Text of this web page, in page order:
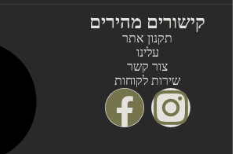
קישורים מהירים
תקנון אתר
עלינו
צור קשר
שירות לקוחות